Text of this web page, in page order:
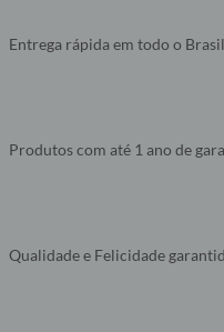
Entrega rápida em todo o
Produtos com até 1 ano de
Qualidade e Felicidade